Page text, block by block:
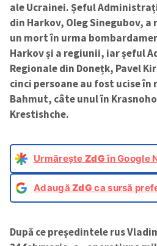
ale Ucrainei.Șeful
din Harkov, Oleg Sinegubov,
un mort în urma
Harkov și a regiunii, iar șeful
Regionale din Donețk, Pavel
cinci persoane au fost ucise în
Bahmut, câte unul în
Krestishche.
Urmărește ZdGîn Google
AdaugăZdG ca sursă
După ce președintele rus